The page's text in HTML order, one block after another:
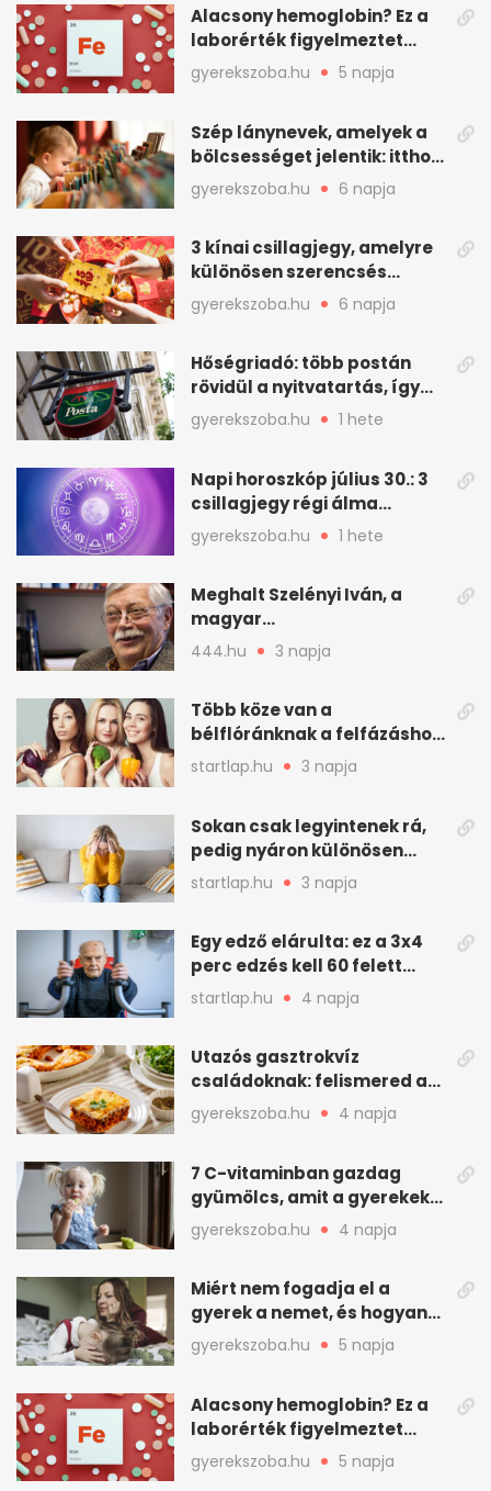
Alacsony hemoglobin? Ez a
laborérték figyelmeztet
vashiányra
gyerekszoba.hu 5 napja
Szép lánynevek, amelyek a
bölcsességet jelentik: itthon
is adhatók
gyerekszoba.hu 6 napja
3 kínai csillagjegy, amelyre
különösen szerencsés
augusztus vár
gyerekszoba.hu 6 napja
Hőségriadó: több postán
rövidül a nyitvatartás, így
intézkedik a Magyar Posta
gyerekszoba.hu 1 hete
Napi horoszkóp július 30.: 3
csillagjegy régi álma
teljesülhet
gyerekszoba.hu 1 hete
Meghalt Szelényi Iván, a
magyar
társadalomtudomány
meghatározó alakja
444.hu 3 napja
Több köze van a
bélflóránknak a felfázáshoz,
mint hinnénk – Így védhetjük
nyáron a húgyutakat (x)
startlap.hu 3 napja
Sokan csak legyintenek rá,
pedig nyáron különösen
gyakran jelentkezik ez a
kellemetlen betegség
startlap.hu 3 napja
Egy edző elárulta: ez a 3x4
perc edzés kell 60 felett
mindenkinek
startlap.hu 4 napja
Utazós gasztrokvíz
családoknak: felismered az
asadót és társait?
gyerekszoba.hu 4 napja
7 C-vitaminban gazdag
gyümölcs, amit a gyerekek
is szívesen megesznek
gyerekszoba.hu 4 napja
Miért nem fogadja el a
gyerek a nemet, és hogyan
mondd ki jól?
gyerekszoba.hu 5 napja
Alacsony hemoglobin? Ez a
laborérték figyelmeztet
vashiányra
gyerekszoba.hu 5 napja